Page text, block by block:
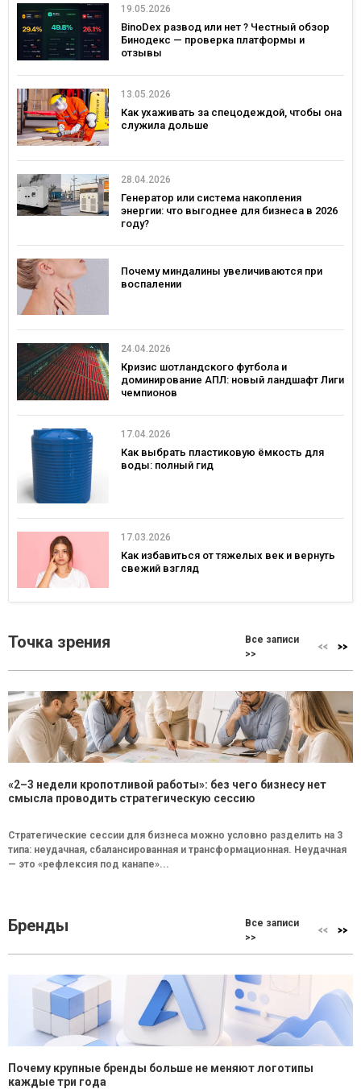
19.05.2026
BinoDex развод или нет ? Честный обзор
Бинодекс — проверка платформы и
отзывы
13.05.2026
Как ухаживать за спецодеждой, чтобы она
служила дольше
28.04.2026
Генератор или система накопления
энергии: что выгоднее для бизнеса в 2026
году?
Почему миндалины увеличиваются при
воспалении
24.04.2026
Кризис шотландского футбола и
доминирование АПЛ: новый ландшафт Лиги
чемпионов
17.04.2026
Как выбрать пластиковую ёмкость для
воды: полный гид
17.03.2026
Как избавиться от тяжелых век и вернуть
свежий взгляд
Точка зрения
Все записи
>>
«2–3 недели кропотливой работы»: без чего бизнесу нет
смысла проводить стратегическую сессию
Стратегические сессии для бизнеса можно условно разделить на 3
типа: неудачная, сбалансированная и трансформационная. Неудачная
— это «рефлексия под канапе»...
Бренды
Все записи
>>
Почему крупные бренды больше не меняют логотипы
каждые три года